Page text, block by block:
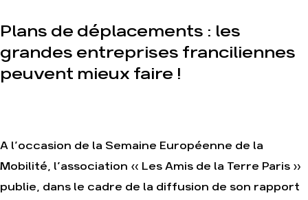
Missions et méthodes
Valeurs
Équipes et
fonctionnement
Je soutiens les Amis de
la Terre
Gaz « naturel », le grand
enfumage
Mode : une tendance
Gaz au Mozambique, la
Plans de déplacements : les
grandes entreprises franciliennes
peuvent mieux faire !
A l’occasion de la Semaine Européenne de la
Mobilité, l’association « Les Amis de la Terre Paris »
publie, dans le cadre de la diffusion de son rapport